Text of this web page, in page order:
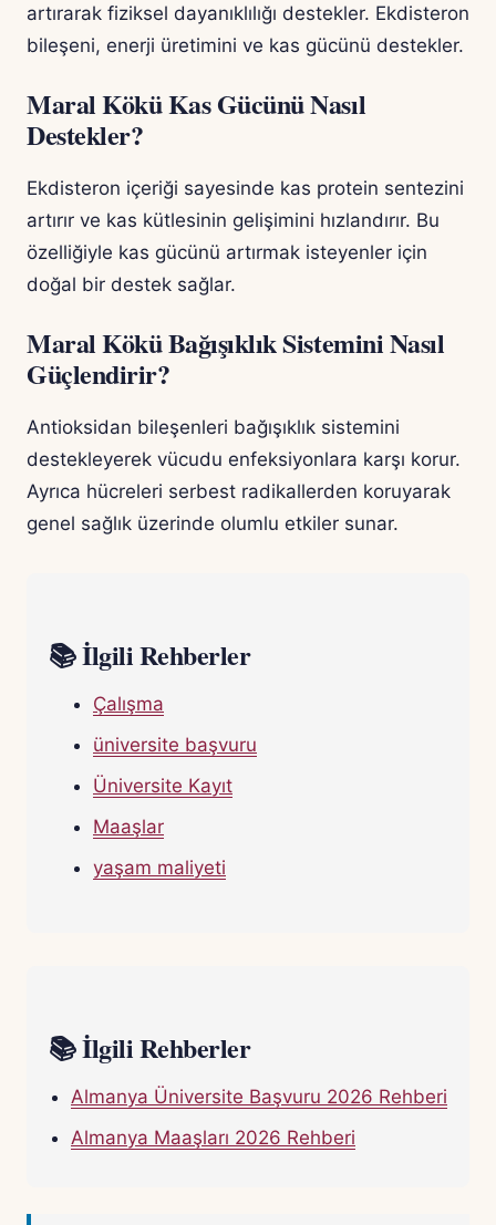
artırarak fiziksel dayanıklılığı destekler. Ekdisteron
bileşeni, enerji üretimini ve kas gücünü destekler.
Maral Kökü Kas Gücünü Nasıl
Destekler?
Ekdisteron içeriği sayesinde kas protein sentezini
artırır ve kas kütlesinin gelişimini hızlandırır. Bu
özelliğiyle kas gücünü artırmak isteyenler için
doğal bir destek sağlar.
Maral Kökü Bağışıklık Sistemini Nasıl
Güçlendirir?
Antioksidan bileşenleri bağışıklık sistemini
destekleyerek vücudu enfeksiyonlara karşı korur.
Ayrıca hücreleri serbest radikallerden koruyarak
genel sağlık üzerinde olumlu etkiler sunar.
📚 İlgili Rehberler
Çalışma
üniversite başvuru
Üniversite Kayıt
Maaşlar
yaşam maliyeti
📚 İlgili Rehberler
Almanya Üniversite Başvuru 2026 Rehberi
Almanya Maaşları 2026 Rehberi